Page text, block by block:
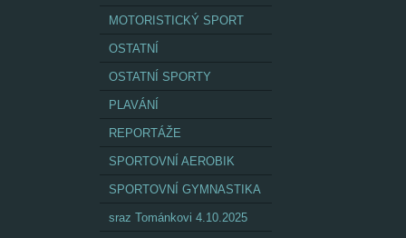
MOTORISTICKÝ SPORT
OSTATNÍ
OSTATNÍ SPORTY
PLAVÁNÍ
REPORTÁŽE
SPORTOVNÍ AEROBIK
SPORTOVNÍ GYMNASTIKA
sraz Tománkovi 4.10.2025